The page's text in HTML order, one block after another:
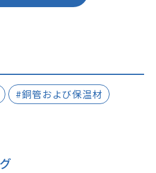
#銅管および保温材